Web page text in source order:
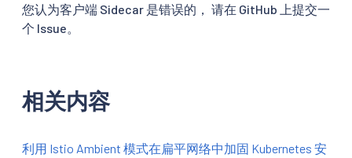
您认为客户端 Sidecar 是错误的， 请在 GitHub 上提交一
个 Issue。
相关内容
利用 Istio Ambient 模式在扁平网络中加固 Kubernetes 安